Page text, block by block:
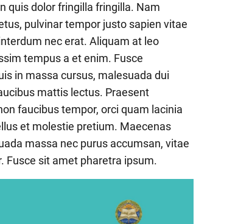
quis dolor fringilla fringilla. Nam
pulvinar tempor justo sapien vitae
nec erat. Aliquam at leo
tempus a et enim. Fusce
in massa cursus, malesuada dui
mattis lectus. Praesent
faucibus tempor, orci quam lacinia
et molestie pretium. Maecenas
massa nec purus accumsan, vitae
Fusce sit amet pharetra ipsum.